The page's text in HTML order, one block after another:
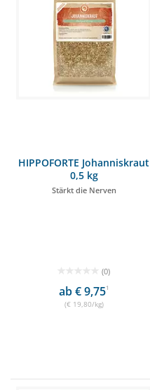
HIPPOFORTE Johanniskraut
0,5 kg
Stärkt die Nerven
(0)
ab € 9,751
(€ 19,80/kg)